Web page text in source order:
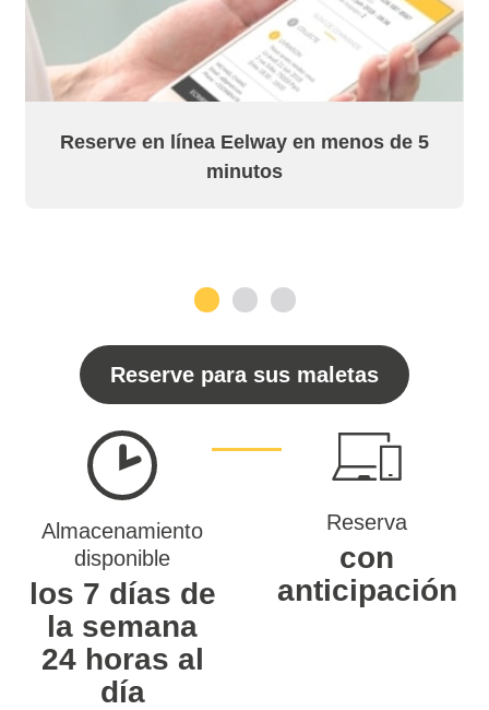
Reserve en línea Eelway en menos de 5
minutos
Reserve para sus maletas
Almacenamiento
disponible
los 7 días de
la semana
24 horas al
día
Reserva
con
anticipación